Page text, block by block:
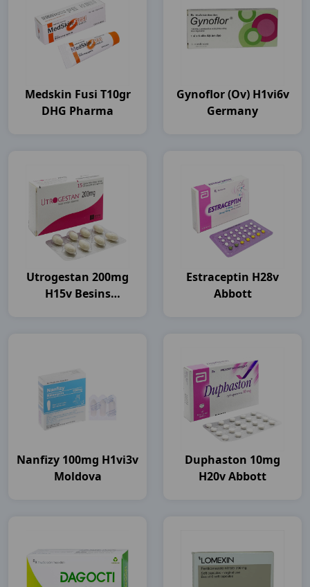
Medskin Fusi T10gr
DHG Pharma
Gynoflor (ov) H1vi6v
Germany
Utrogestan 200mg
H15v Besins
Estraceptin H28v
Abbott
Nanfizy 100mg H1vi3v
Moldova
Duphaston 10mg
H20v Abbott